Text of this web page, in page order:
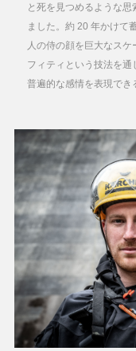
と死を見つめるような
ました。約 20 年かけて
人の侍の顔を巨大なス
フィティという技法を通
普遍的な感情を表現でき